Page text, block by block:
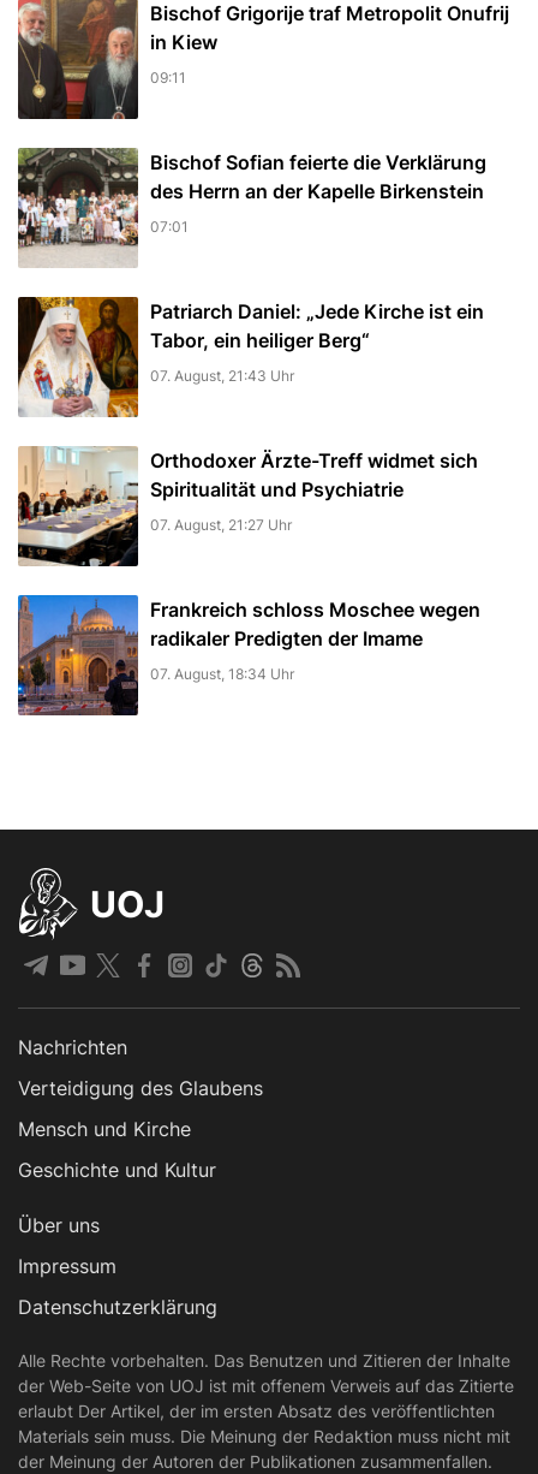
Bischof Grigorije traf Metropolit Onufrij
in Kiew
09:11
Bischof Sofian feierte die Verklärung
des Herrn an der Kapelle Birkenstein
07:01
Patriarch Daniel: „Jede Kirche ist ein
Tabor, ein heiliger Berg“
07. August, 21:43 Uhr
Orthodoxer Ärzte-Treff widmet sich
Spiritualität und Psychiatrie
07. August, 21:27 Uhr
Frankreich schloss Moschee wegen
radikaler Predigten der Imame
07. August, 18:34 Uhr
UOJ
Nachrichten
Verteidigung des Glaubens
Mensch und Kirche
Geschichte und Kultur
Über uns
Impressum
Datenschutzerklärung
Alle Rechte vorbehalten. Das Benutzen und Zitieren der Inhalte
der Web-Seite von UOJ ist mit offenem Verweis auf das Zitierte
erlaubt Der Artikel, der im ersten Absatz des veröffentlichten
Materials sein muss. Die Meinung der Redaktion muss nicht mit
der Meinung der Autoren der Publikationen zusammenfallen.